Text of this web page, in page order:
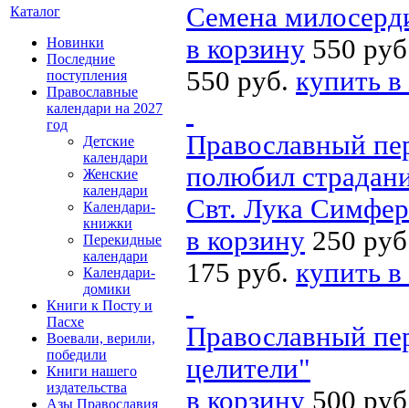
Каталог
Новинки
Последние
поступления
Православные
календари на 2027
год
Детские
календари
Женские
календари
Календари-
книжки
Перекидные
календари
Календари-
домики
Книги к Посту и
Пасхе
Воевали, верили,
победили
Книги нашего
издательства
Азы Православия
Семена
в корзину 550
550 руб. купить
Православный
полюбил
Свт. Лука
в корзину 250
175 руб. купить
Православный
целители"
в корзину 500